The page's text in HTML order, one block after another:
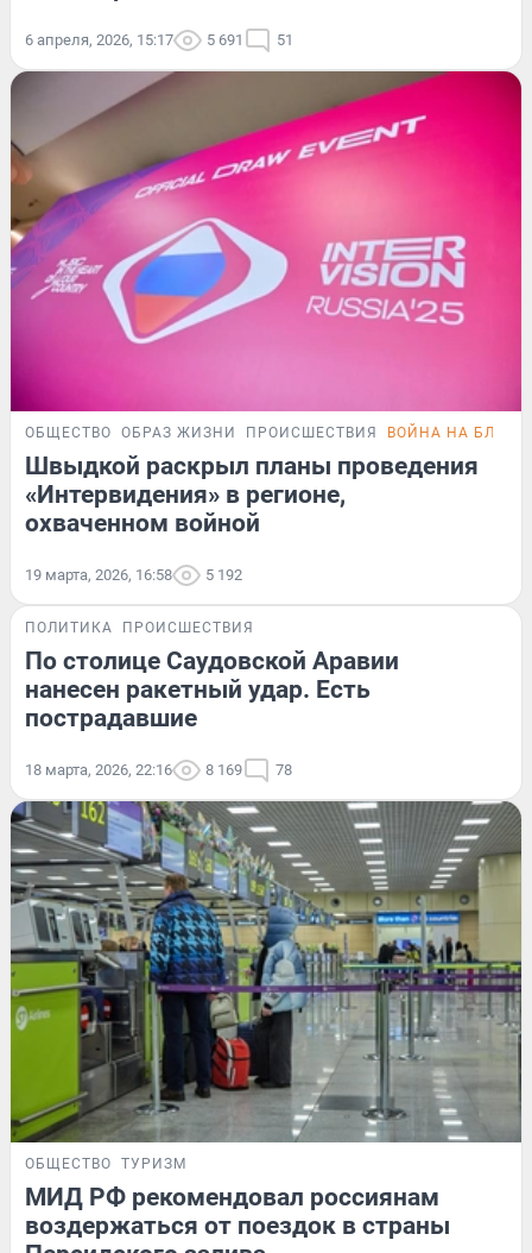
6 апреля, 2026, 15:17 5 691 51
ОБЩЕСТВО ОБРАЗ ЖИЗНИ ПРОИСШЕСТВИЯ ВОЙНА НА
Швыдкой раскрыл планы проведения
«Интервидения» в регионе,
охваченном войной
19 марта, 2026, 16:58 5 192
ПОЛИТИКА ПРОИСШЕСТВИЯ
По столице Саудовской Аравии
нанесен ракетный удар. Есть
пострадавшие
18 марта, 2026, 22:16 8 169 78
ОБЩЕСТВО ТУРИЗМ
МИД РФ рекомендовал россиянам
воздержаться от поездок в страны